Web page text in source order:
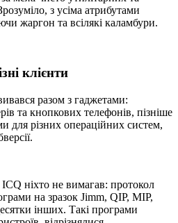
з усіма атрибутами
жаргон та всілякі каламбури.
клієнти
разом з гаджетами:
та кнопкових телефонів, пізніше
для різних операційних систем,
ніхто не вимагав: протокол
на зразок Jimm, QIP, MIP,
інших. Такі програми